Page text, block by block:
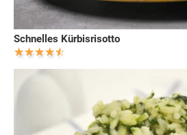
Schnelles Kürbisrisotto